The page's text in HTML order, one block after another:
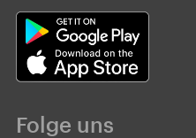
Folge uns